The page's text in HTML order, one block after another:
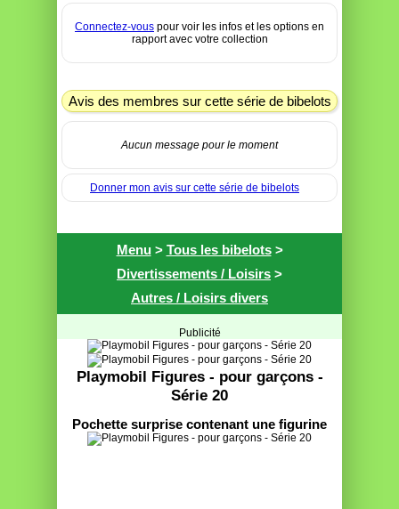
Connectez-vous pour voir les infos et les options en
rapport avec votre collection
Avis des membres sur cette série de bibelots
Aucun message pour le moment
Donner mon avis sur cette série de bibelots
Menu> Tous les bibelots>
Divertissements / Loisirs >
Autres / Loisirs divers
Publicité
Playmobil Figures - pour garçons -
Série 20
Pochette surprise contenant une figurine